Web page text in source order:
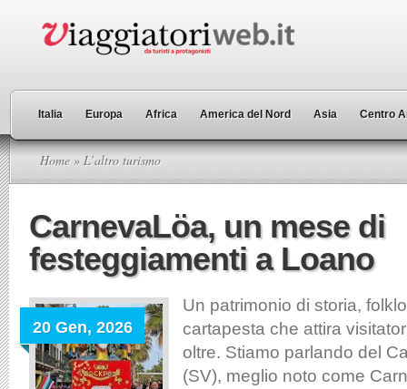
Italia Europa Africa America del Nord Asia Centro
Home » L’altro turismo
CarnevaLöa, un mese di
festeggiamenti a Loano
20 Gen, 2026
Un patrimonio di storia,
cartapesta che attira
oltre. Stiamo parlando del
(SV), meglio noto come